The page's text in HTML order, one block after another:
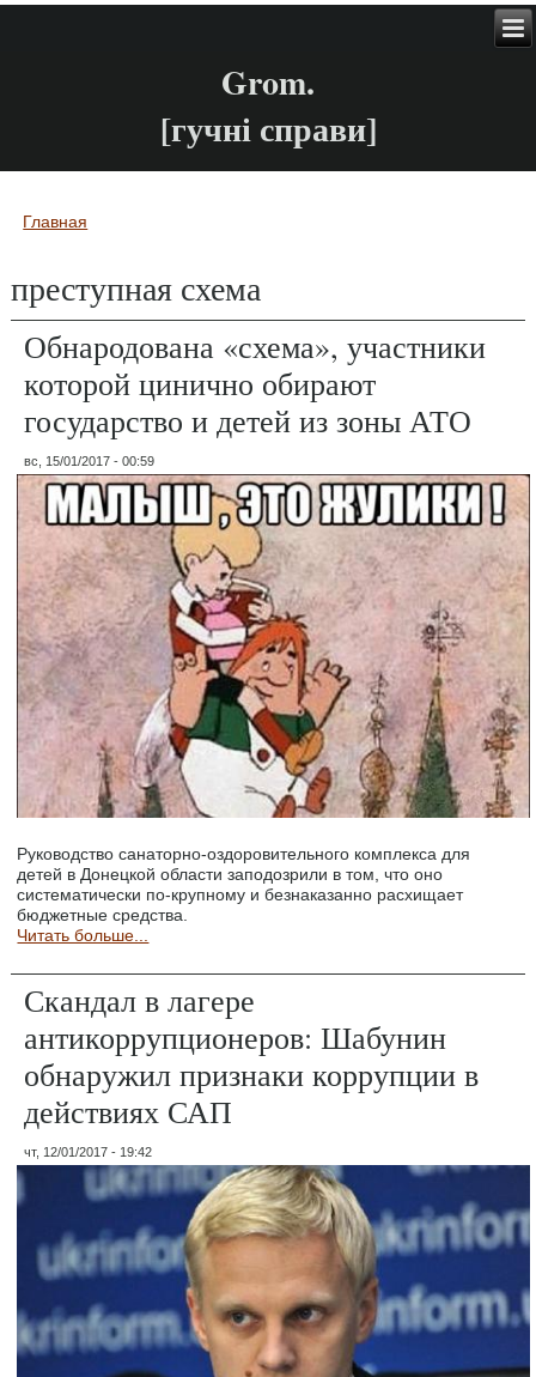
Grom.
[гучні справи]
Вы здесь
Главная
преступная схема
Обнародована «схема», участники
которой цинично обирают
государство и детей из зоны АТО
вс, 15/01/2017 - 00:59
Руководство санаторно-оздоровительного комплекса для
детей в Донецкой области заподозрили в том, что оно
систематически по-крупному и безнаказанно расхищает
бюджетные средства.
Читать больше...
Скандал в лагере
антикоррупционеров: Шабунин
обнаружил признаки коррупции в
действиях САП
чт, 12/01/2017 - 19:42